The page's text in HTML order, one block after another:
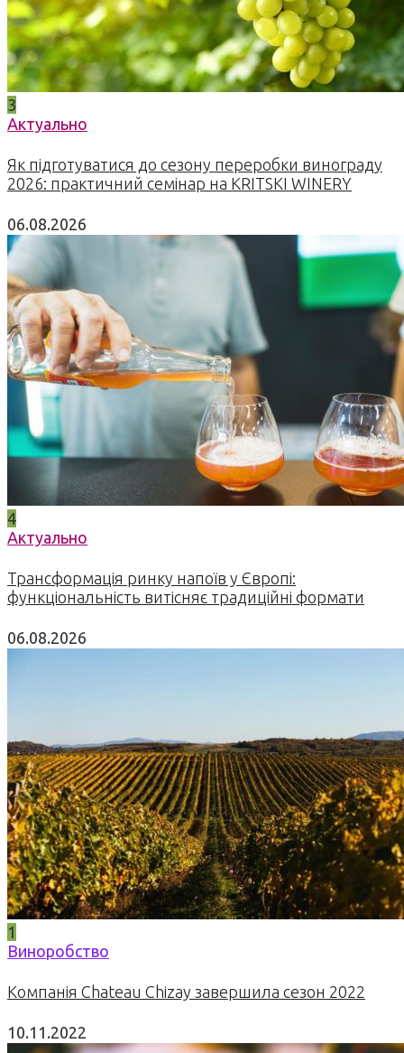
3
Актуально
Як підготуватися до сезону переробки винограду
2026: практичний семінар на KRITSKI WINERY
06.08.2026
4
Актуально
Трансформація ринку напоїв у Європі:
функціональність витісняє традиційні формати
06.08.2026
1
Виноробство
Компанія Chateau Chizay завершила сезон 2022
10.11.2022